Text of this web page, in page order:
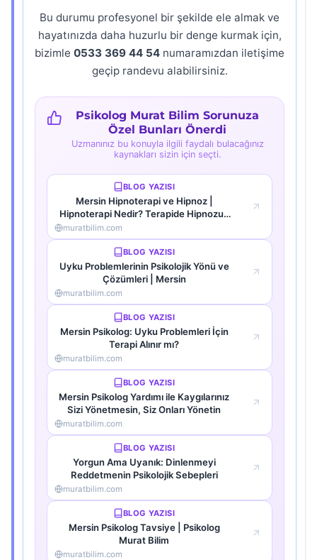
Bu durumu profesyonel bir şekilde ele almak ve
hayatınızda daha huzurlu bir denge kurmak için,
bizimle 0533 369 44 54 numaramızdan iletişime
geçip randevu alabilirsiniz.
Psikolog Murat Bilim Sorunuza
Özel Bunları Önerdi
Uzmanınız bu konuyla ilgili faydalı bulacağınız
kaynakları sizin için seçti.
BLOG YAZISI
Mersin Hipnoterapi ve Hipnoz |
Hipnoterapi Nedir? Terapide Hipnozun
Rolü Nasıl Belirlenir?
muratbilim.com
BLOG YAZISI
Uyku Problemlerinin Psikolojik Yönü ve
Çözümleri | Mersin
muratbilim.com
BLOG YAZISI
Mersin Psikolog: Uyku Problemleri İçin
Terapi Alınır mı?
muratbilim.com
BLOG YAZISI
Mersin Psikolog Yardımı ile Kaygılarınız
Sizi Yönetmesin, Siz Onları Yönetin
muratbilim.com
BLOG YAZISI
Yorgun Ama Uyanık: Dinlenmeyi
Reddetmenin Psikolojik Sebepleri
muratbilim.com
BLOG YAZISI
Mersin Psikolog Tavsiye | Psikolog
Murat Bilim
muratbilim.com